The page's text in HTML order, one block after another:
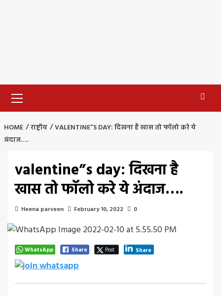
Menu
HOME राष्ट्रीय
VALENTINE”S DAY: दिखना है खास तो फॉलो करे ये
अंदाज….
valentine”s day: दिखना है
खास तो फॉलो करे ये अंदाज….
Heena parveen February 10, 2022 0
WhatsApp Share Post Share